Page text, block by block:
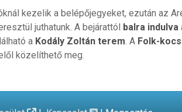
kezelik a belépőjegyeket, ezután az
juthatunk. A bejárattól
balra indulva
a Kodály Zoltán terem. A Folk-
közelíthető meg.